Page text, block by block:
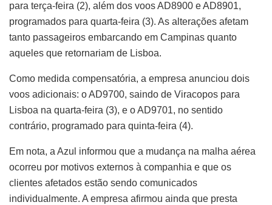
para terça-feira (2), além dos voos AD8900 e AD8901,
programados para quarta-feira (3). As alterações afetam
tanto passageiros embarcando em Campinas quanto
aqueles que retornariam de Lisboa.
Como medida compensatória, a empresa anunciou dois
voos adicionais: o AD9700, saindo de Viracopos para
Lisboa na quarta-feira (3), e o AD9701, no sentido
contrário, programado para quinta-feira (4).
Em nota, a Azul informou que a mudança na malha aérea
ocorreu por motivos externos à companhia e que os
clientes afetados estão sendo comunicados
individualmente. A empresa afirmou ainda que presta